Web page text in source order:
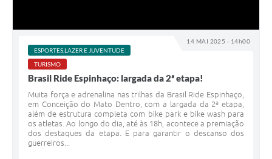
14 MAI 2025 - 14h00
ESPORTES,LAZER E JUVENTUDE
TURISMO
Brasil Ride Espinhaço: largada da 2ª etapa!
Muita força e adrenalina nas trilhas da Brasil Ride Espinhaço,
em Conceição do Mato Dentro, com a largada da 2ª etapa,
além de estrutura completa com bike park e bike wash para
os atletas. Ao longo do dia, até às 18h, acontece a premiação
dos destaques da etapa. E para garantir o descanso dos
guerreiros...